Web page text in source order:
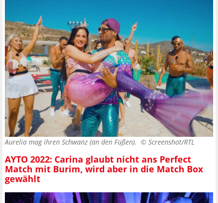
Aurelia mag ihren Schwanz (an den Füßen). © Screenshot/RTL
AYTO 2022: Carina glaubt nicht ans Perfect
Match mit Burim, wird aber in die Match Box
gewählt